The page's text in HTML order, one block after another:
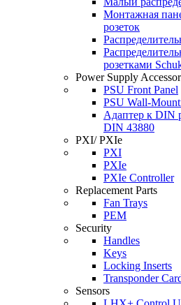
Монтажная
розеток
розетками
Power Supply
PSU Front Panel
PSU Wall-
Адаптер к DIN
DIN 43880
PXI/ PXIe
PXI
PXIe
PXIe Controller
Replacement Parts
Fan Trays
PEM
Security
Handles
Keys
Locking Inserts
Transponder
Sensors